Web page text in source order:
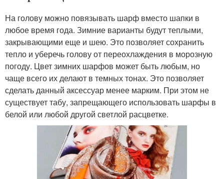
На голову можно повязывать шарф вместо шапки в
любое время года. Зимние варианты будут теплыми,
закрывающими еще и шею. Это позволяет сохранить
тепло и уберечь голову от переохлаждения в морозную
погоду. Цвет зимних шарфов может быть любым, но
чаще всего их делают в темных тонах. Это позволяет
сделать данный аксессуар менее марким. При этом не
существует табу, запрещающего использовать шарфы в
белой или любой другой светлой расцветке.